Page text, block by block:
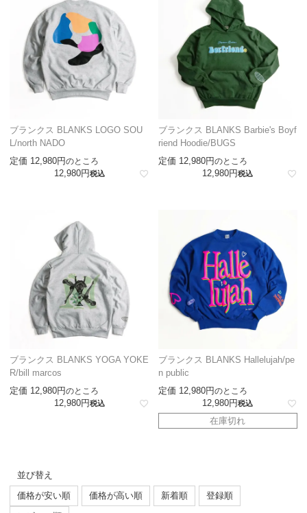
ブランクス BLANKS LOGO SOU
L/north NADO
定価 12,980 のところ
12,980 税込
ブランクス BLANKS Barbie's Boyf
riend Hoodie/BUGS
定価 12,980 のところ
12,980 税込
ブランクス BLANKS YOGA YOKE
R/bill marcos
定価 12,980 のところ
12,980 税込
ブランクス BLANKS Hallelujah/pe
n public
定価 12,980 のところ
12,980 税込
在庫切れ
並び替え
価格が安い順
価格が高い順 新着順
登録順